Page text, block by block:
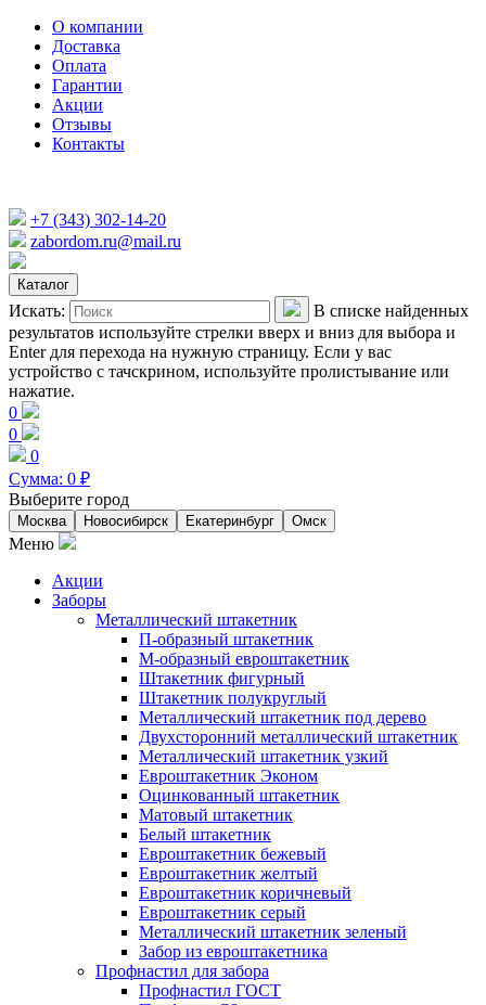
О компании
Доставка
Оплата
Гарантии
Акции
Отзывы
Контакты
+7 (343) 302-14-20
zabordom.ru@mail.ru
Каталог
Искать:
В списке найденных
результатов используйте стрелки вверх и вниз для выбора и
Enter для перехода на нужную страницу. Если у вас
устройство с тачскрином, используйте пролистывание или
нажатие.
0
0
0
Сумма: 0 ₽
Выберите город
Москва Новосибирск Екатеринбург Омск
Меню
Акции
Заборы
Металлический штакетник
П-образный штакетник
М-образный евроштакетник
Штакетник фигурный
Штакетник полукруглый
Металлический штакетник под дерево
Двухсторонний металлический штакетник
Металлический штакетник узкий
Евроштакетник Эконом
Оцинкованный штакетник
Матовый штакетник
Белый штакетник
Евроштакетник бежевый
Евроштакетник желтый
Евроштакетник коричневый
Евроштакетник серый
Металлический штакетник зеленый
Забор из евроштакетника
Профнастил для забора
Профнастил ГОСТ